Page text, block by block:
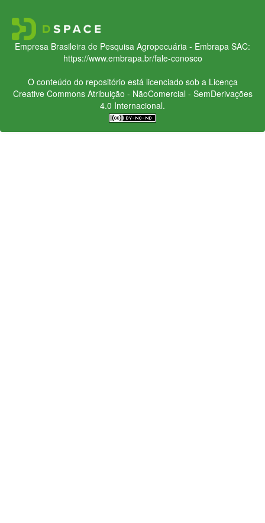
Empresa Brasileira de Pesquisa Agropecuária - Embrapa SAC:
https://www.embrapa.br/fale-conosco
O conteúdo do repositório está licenciado sob a Licença
Creative CommonsAtribuição - NãoComercial - SemDerivações
4.0 Internacional.